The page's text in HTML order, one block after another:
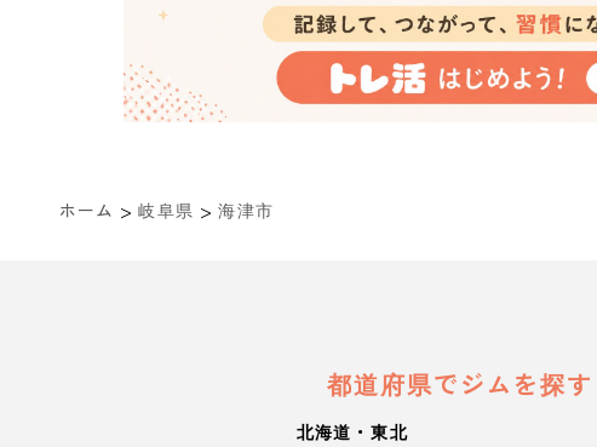
ホーム > 岐阜県 > 海津市
都道府県でジムを探す
北海道・東北